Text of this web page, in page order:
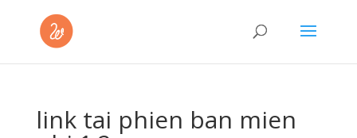
link tai phien ban mien